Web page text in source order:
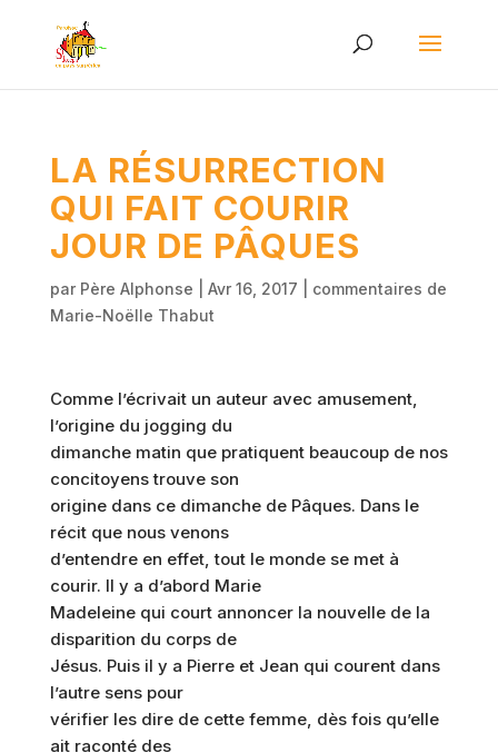
LA RÉSURRECTION
QUI FAIT COURIR
JOUR DE PÂQUES
par Père Alphonse Avr 16, 2017
commentaires de
Marie-Noëlle Thabut
Comme l’écrivait un auteur avec amusement,
l’origine du jogging du
dimanche matin que pratiquent beaucoup de nos
concitoyens trouve son
origine dans ce dimanche de Pâques. Dans le
récit que nous venons
d’entendre en effet, tout le monde se met à
courir. Il y a d’abord Marie
Madeleine qui court annoncer la nouvelle de la
disparition du corps de
Jésus. Puis il y a Pierre et Jean qui courent dans
l’autre sens pour
vérifier les dire de cette femme, dès fois qu’elle
ait raconté des